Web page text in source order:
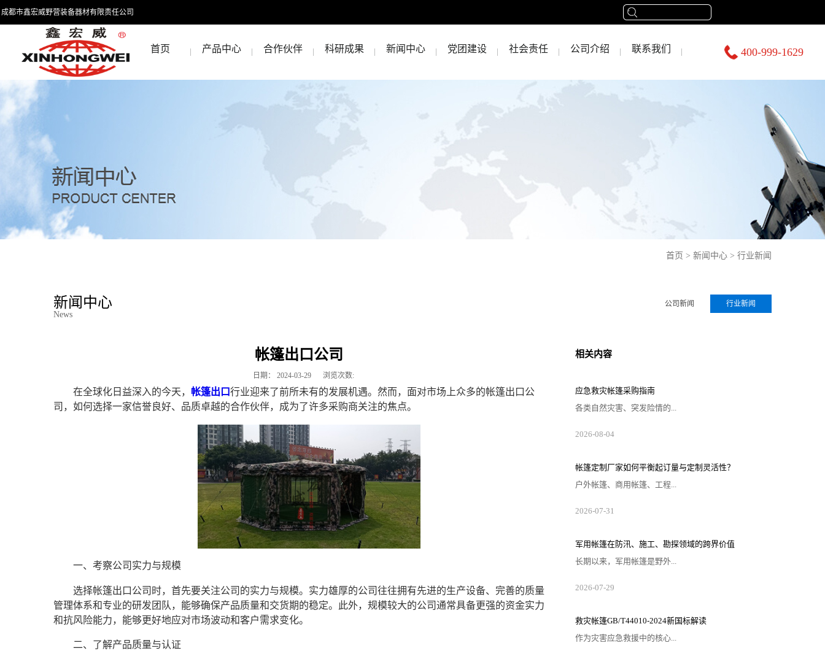
成都市鑫宏威野营装备器材有限责任公司
首页 产品中心 合作伙伴 科研成果 新闻中心 党团建设 社会责任 公司介绍 联系我们 400-999-1629
首页 > 新闻中心 > 行业新闻
新闻中心
News
公司新闻 行业新闻
帐篷出口公司
日期： 2024-03-29 浏览次数:
在全球化日益深入的今天， 帐篷出口行业迎来了前所未有的发展机遇。然而，面对市场上众多的帐篷出口公
司，如何选择一家信誉良好、品质卓越的合作伙伴，成为了许多采购商关注的焦点。
一、考察公司实力与规模
选择帐篷出口公司时，首先要关注公司的实力与规模。实力雄厚的公司往往拥有先进的生产设备、完善的质量
管理体系和专业的研发团队，能够确保产品质量和交货期的稳定。此外，规模较大的公司通常具备更强的资金实力
和抗风险能力，能够更好地应对市场波动和客户需求变化。
二、了解产品质量与认证
相关内容
应急救灾帐篷采购指南
各类自然灾害、突发险情的...
2026-08-04
帐篷定制厂家如何平衡起订量与定制灵活性？
户外帐篷、商用帐篷、工程...
2026-07-31
军用帐篷在防汛、施工、勘探领域的跨界价值
长期以来，军用帐篷是野外...
2026-07-29
救灾帐篷GB/T44010-2024新国标解读
作为灾害应急救援中的核心...